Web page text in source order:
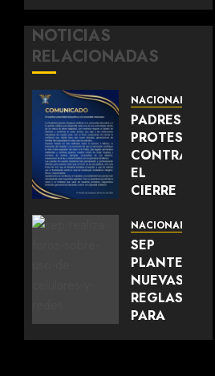
NOTICIAS
RELACIONADAS
NACIONAL
PADRES
PROTESTAN
CONTRA
EL
CIERRE
ACADEMIA
MILITARIZADA
IGNACIO
ZARAGOZA
EN
PUEBLA
NACIONAL
SEP
PLANTEA
NUEVAS
REGLAS
PARA